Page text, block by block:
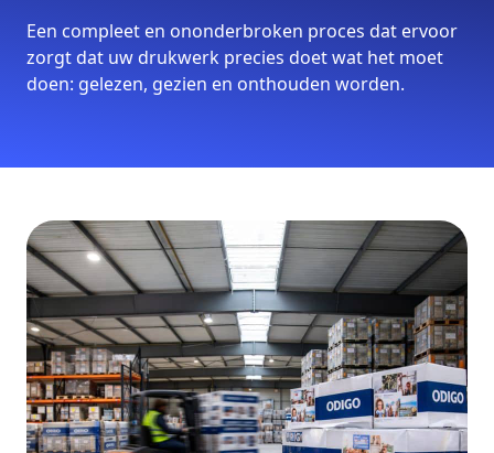
Een compleet en ononderbroken proces dat ervoor
zorgt dat uw drukwerk precies doet wat het moet
doen: gelezen, gezien en onthouden worden.